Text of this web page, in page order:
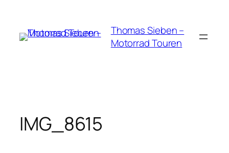
springen
Thomas Sieben –
Motorrad Touren
IMG_8615